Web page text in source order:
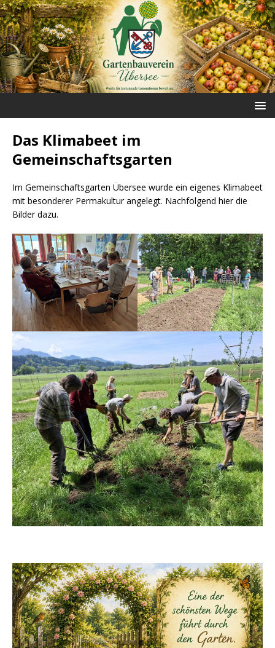
Das Klimabeet im
Gemeinschaftsgarten
Im Gemeinschaftsgarten Übersee wurde ein eigenes Klimabeet
mit besonderer Permakultur angelegt. Nachfolgend hier die
Bilder dazu.